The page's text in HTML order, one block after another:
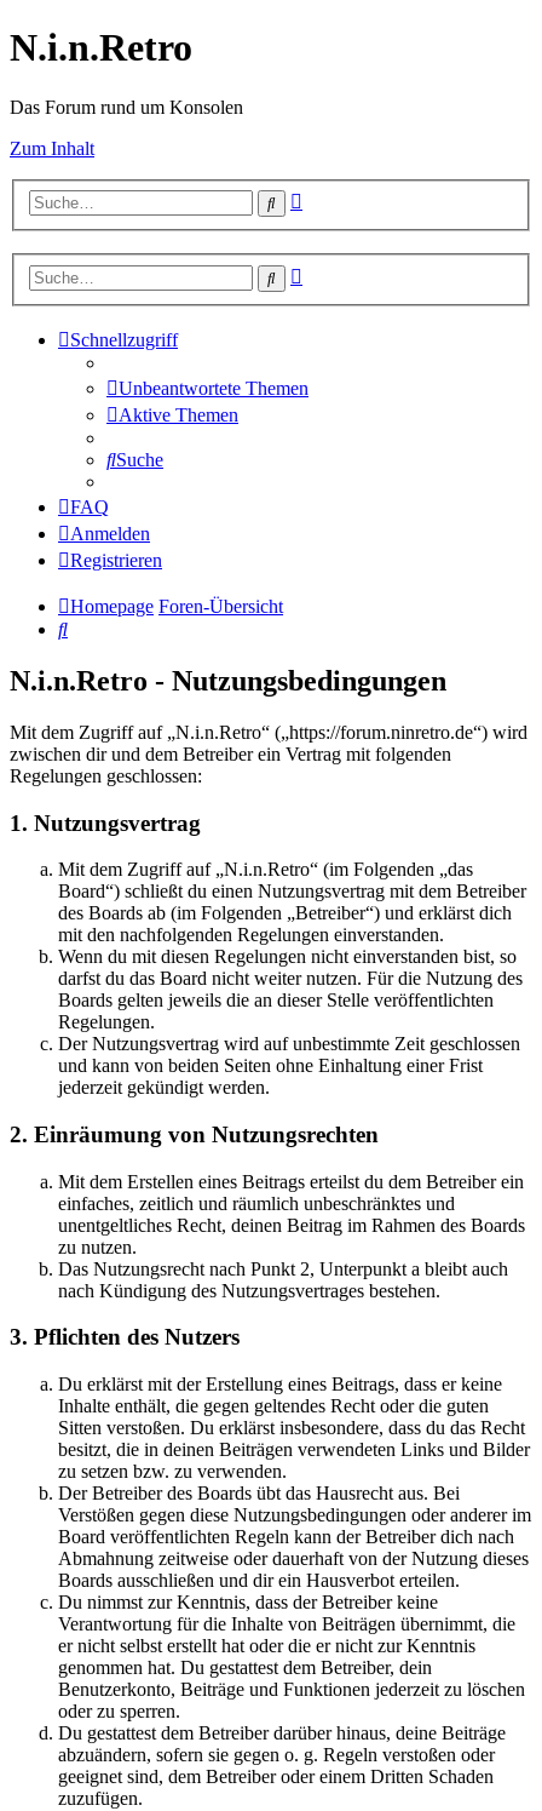
N.i.n.Retro
Das Forum rund um Konsolen
Zum Inhalt
Suche
Suche
Schnellzugriff
Unbeantwortete Themen
Aktive Themen
Suche
FAQ
Anmelden
Registrieren
Homepage Foren-Übersicht
Suche
N.i.n.Retro - Nutzungsbedingungen
Mit dem Zugriff auf „N.i.n.Retro“ („https://forum.ninretro.de“) wird
zwischen dir und dem Betreiber ein Vertrag mit folgenden
Regelungen geschlossen:
1. Nutzungsvertrag
Mit dem Zugriff auf „N.i.n.Retro“ (im Folgenden „das
Board“) schließt du einen Nutzungsvertrag mit dem Betreiber
des Boards ab (im Folgenden „Betreiber“) und erklärst dich
mit den nachfolgenden Regelungen einverstanden.
Wenn du mit diesen Regelungen nicht einverstanden bist, so
darfst du das Board nicht weiter nutzen. Für die Nutzung des
Boards gelten jeweils die an dieser Stelle veröffentlichten
Regelungen.
Der Nutzungsvertrag wird auf unbestimmte Zeit geschlossen
und kann von beiden Seiten ohne Einhaltung einer Frist
jederzeit gekündigt werden.
2. Einräumung von Nutzungsrechten
Mit dem Erstellen eines Beitrags erteilst du dem Betreiber ein
einfaches, zeitlich und räumlich unbeschränktes und
unentgeltliches Recht, deinen Beitrag im Rahmen des Boards
zu nutzen.
Das Nutzungsrecht nach Punkt 2, Unterpunkt a bleibt auch
nach Kündigung des Nutzungsvertrages bestehen.
3. Pflichten des Nutzers
Du erklärst mit der Erstellung eines Beitrags, dass er keine
Inhalte enthält, die gegen geltendes Recht oder die guten
Sitten verstoßen. Du erklärst insbesondere, dass du das Recht
besitzt, die in deinen Beiträgen verwendeten Links und Bilder
zu setzen bzw. zu verwenden.
Der Betreiber des Boards übt das Hausrecht aus. Bei
Verstößen gegen diese Nutzungsbedingungen oder anderer im
Board veröffentlichten Regeln kann der Betreiber dich nach
Abmahnung zeitweise oder dauerhaft von der Nutzung dieses
Boards ausschließen und dir ein Hausverbot erteilen.
Du nimmst zur Kenntnis, dass der Betreiber keine
Verantwortung für die Inhalte von Beiträgen übernimmt, die
er nicht selbst erstellt hat oder die er nicht zur Kenntnis
genommen hat. Du gestattest dem Betreiber, dein
Benutzerkonto, Beiträge und Funktionen jederzeit zu löschen
oder zu sperren.
Du gestattest dem Betreiber darüber hinaus, deine Beiträge
abzuändern, sofern sie gegen o. g. Regeln verstoßen oder
geeignet sind, dem Betreiber oder einem Dritten Schaden
zuzufügen.